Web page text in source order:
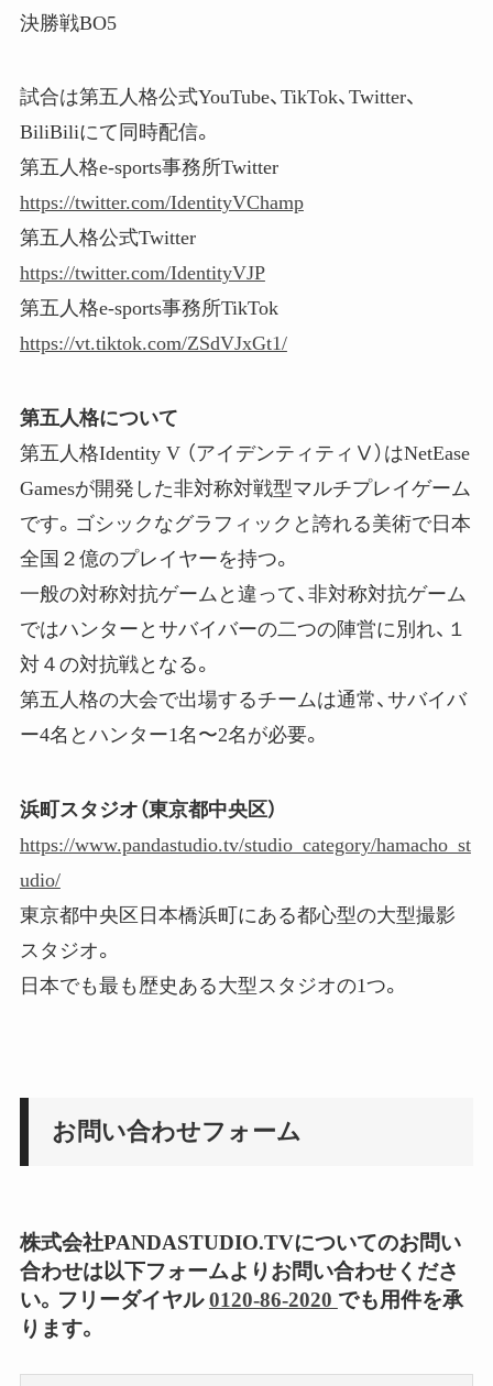
決勝戦BO5
試合は第五人格公式YouTube、TikTok、Twitter、
BiliBiliにて同時配信。
第五人格e-sports事務所Twitter
https://twitter.com/IdentityVChamp
第五人格公式Twitter
https://twitter.com/IdentityVJP
第五人格e-sports事務所TikTok
https://vt.tiktok.com/ZSdVJxGt1/
第五人格について
第五人格Identity V （アイデンティティⅤ）はNetEase
Gamesが開発した非対称対戦型マルチプレイゲーム
です。ゴシックなグラフィックと誇れる美術で日本
全国２億のプレイヤーを持つ。
一般の対称対抗ゲームと違って、非対称対抗ゲーム
ではハンターとサバイバーの二つの陣営に別れ、１
対４の対抗戦となる。
第五人格の大会で出場するチームは通常、サバイバ
ー4名とハンター1名〜2名が必要。
浜町スタジオ（東京都中央区）
https://www.pandastudio.tv/studio_category/hamacho_st
udio/
東京都中央区日本橋浜町にある都心型の大型撮影
スタジオ。
日本でも最も歴史ある大型スタジオの1つ。
お問い合わせフォーム
株式会社PANDASTUDIO.TVについてのお問い
合わせは以下フォームよりお問い合わせくださ
い。フリーダイヤル0120-86-2020 でも用件を承
ります。